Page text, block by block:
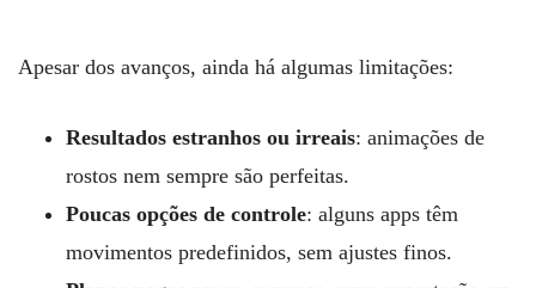
Apesar dos avanços, ainda há algumas limitações:
Resultados estranhos ou irreais: animações de
rostos nem sempre são perfeitas.
Poucas opções de controle: alguns apps têm
movimentos predefinidos, sem ajustes finos.